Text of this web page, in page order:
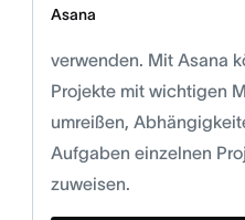
Asana
verwenden. Mit Asana
Projekte mit wichtigen
umreißen,
Aufgaben einzelnen
zuweisen.